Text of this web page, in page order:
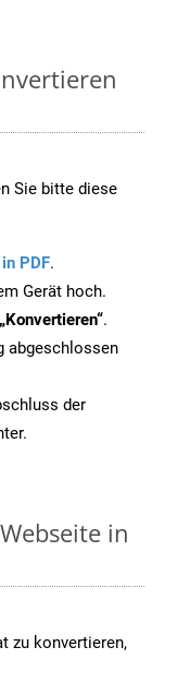
Sie bitte diese
PDF.
Gerät hoch.
„Konvertieren“.
abgeschlossen
der
in
zu konvertieren,